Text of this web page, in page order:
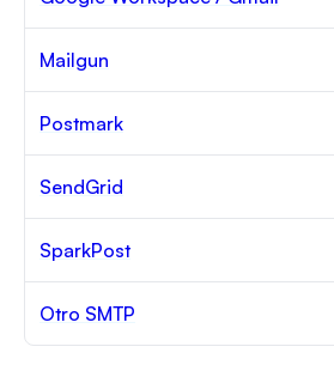
Mailgun
Postmark
SendGrid
SparkPost
Otro SMTP